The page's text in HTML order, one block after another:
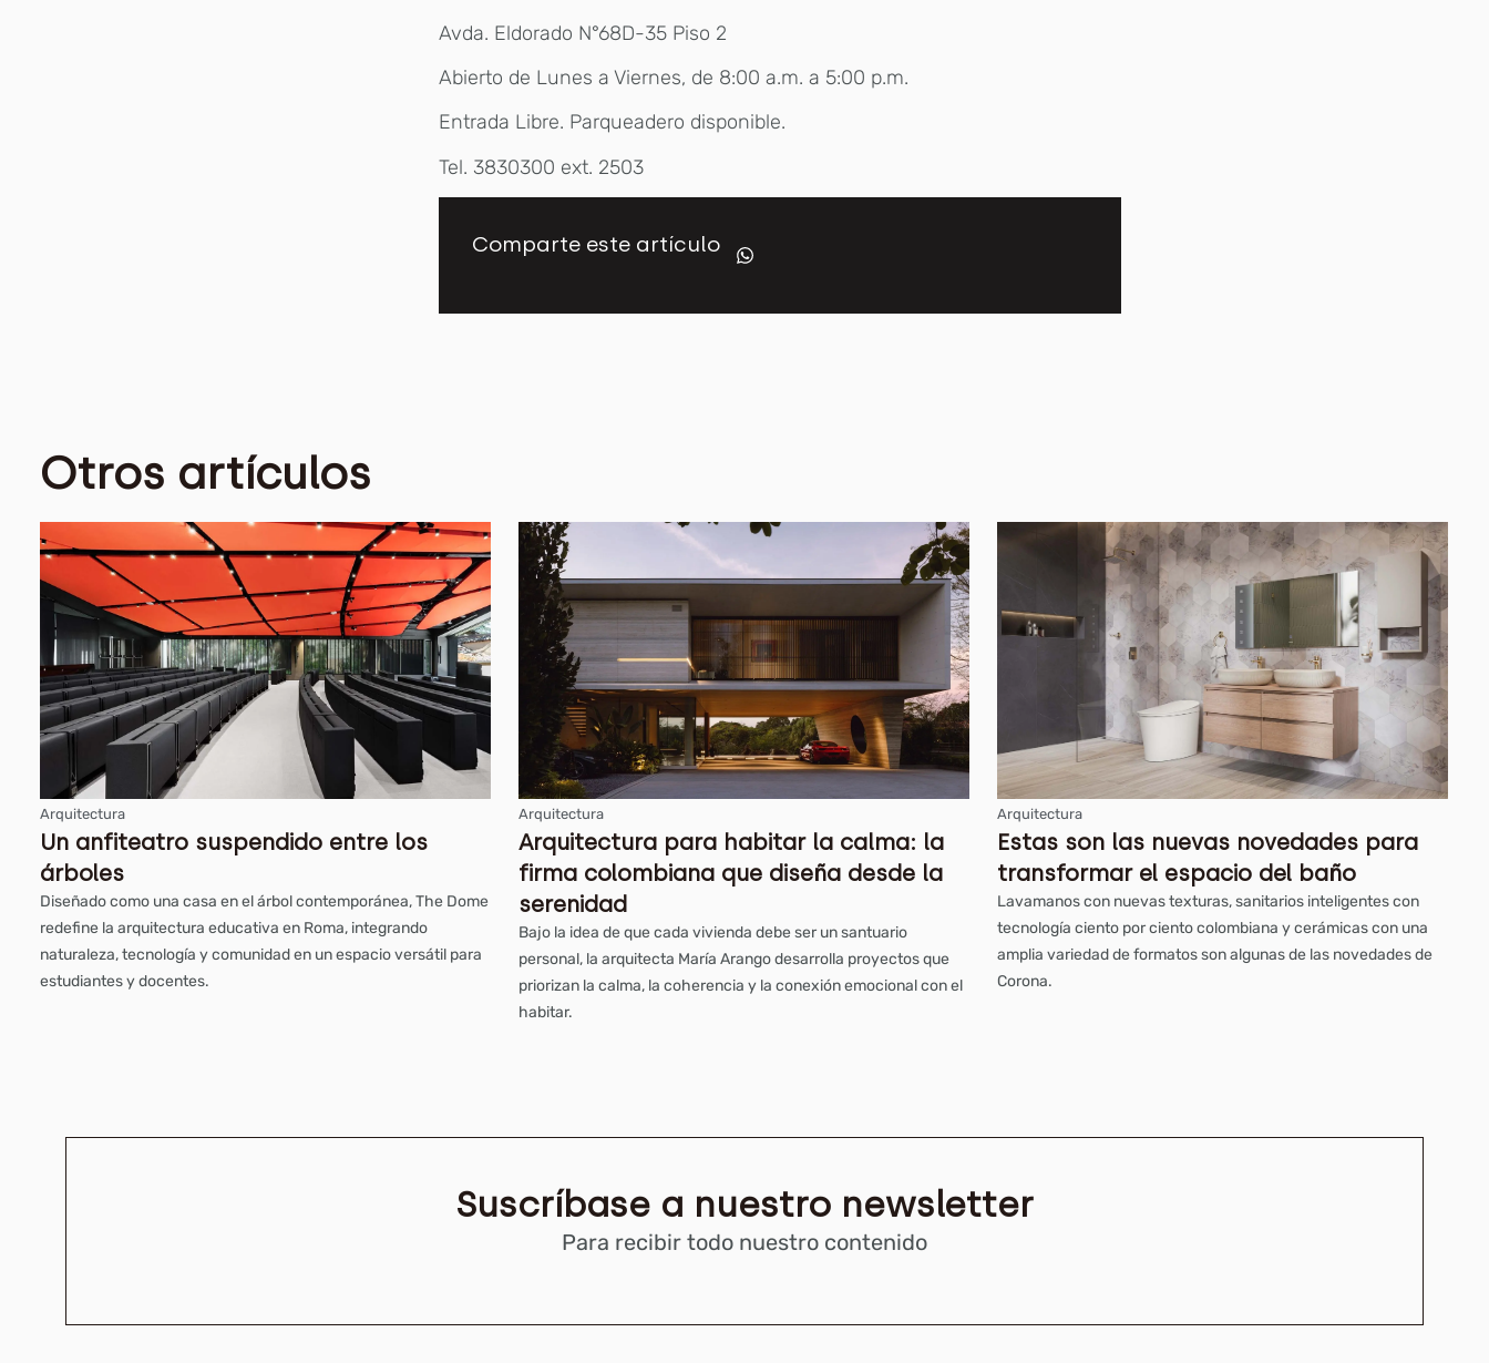
Avda. Eldorado N°68D-35 Piso 2
Abierto de Lunes a Viernes, de 8:00 a.m. a 5:00 p.m.
Entrada Libre. Parqueadero disponible.
Tel. 3830300 ext. 2503
Comparte este artículo
Otros artículos
Arquitectura
Un anfiteatro suspendido entre los
árboles
Diseñado como una casa en el árbol contemporánea, The Dome
redefine la arquitectura educativa en Roma, integrando
naturaleza, tecnología y comunidad en un espacio versátil para
estudiantes y docentes.
Arquitectura
Arquitectura para habitar la calma: la
firma colombiana que diseña desde la
serenidad
Bajo la idea de que cada vivienda debe ser un santuario
personal, la arquitecta María Arango desarrolla proyectos que
priorizan la calma, la coherencia y la conexión emocional con el
habitar.
Arquitectura
Estas son las nuevas novedades para
transformar el espacio del baño
Lavamanos con nuevas texturas, sanitarios inteligentes con
tecnología ciento por ciento colombiana y cerámicas con una
amplia variedad de formatos son algunas de las novedades de
Corona.
Suscríbase a nuestro newsletter
Para recibir todo nuestro contenido